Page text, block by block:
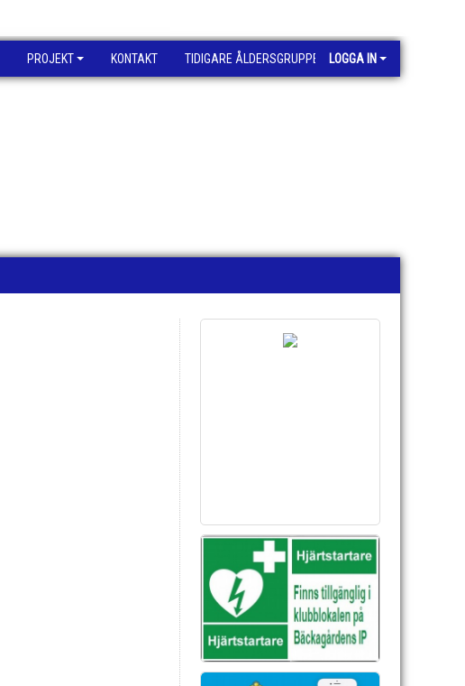
PROJEKT KONTAKT TIDIGARE ÅLDERSGRUPPER LOGGA IN